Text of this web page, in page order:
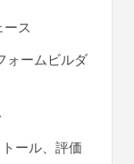
ス
ォームビルダ
ール、評価